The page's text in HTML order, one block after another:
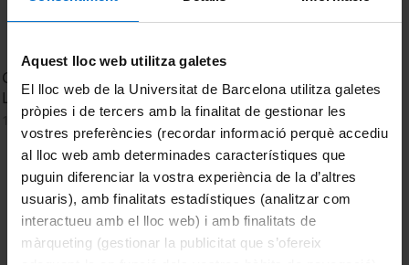
Aquest lloc web utilitza galetes
El lloc web de la Universitat de Barcelona utilitza galetes
pròpies i de tercers amb la finalitat de gestionar les
vostres preferències (recordar informació perquè accediu
al lloc web amb determinades característiques que
puguin diferenciar la vostra experiència de la d’altres
usuaris), amb finalitats estadístiques (analitzar com
interactueu amb el lloc web) i amb finalitats de
màrqueting (gestionar la publicitat que s’ofereix
Grup de Recerca Learning, Media & Social Interactions -
LMI
13 February, 2025